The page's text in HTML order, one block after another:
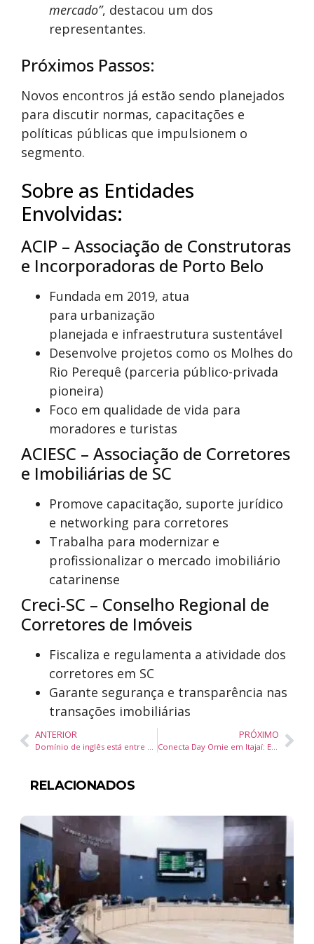
mercado”, destacou um dos
representantes.
Próximos Passos:
Novos encontros já estão sendo planejados
para discutir normas, capacitações e
políticas públicas que impulsionem o
segmento.
Sobre as Entidades
Envolvidas:
ACIP – Associação de Construtoras
e Incorporadoras de Porto Belo
Fundada em 2019, atua
para urbanização
planejada e infraestrutura sustentável
Desenvolve projetos como os Molhes do
Rio Perequê (parceria público-privada
pioneira)
Foco em qualidade de vida para
moradores e turistas
ACIESC – Associação de Corretores
e Imobiliárias de SC
Promove capacitação, suporte jurídico
e networking para corretores
Trabalha para modernizar e
profissionalizar o mercado imobiliário
catarinense
Creci-SC – Conselho Regional de
Corretores de Imóveis
Fiscaliza e regulamenta a atividade dos
corretores em SC
Garante segurança e transparência nas
transações imobiliárias
ANTERIOR
Domínio de inglês está entre as habilidades mais valorizadas por empresas no Brasil
PRÓXIMO
Conecta Day Omie em Itajaí: Evento Gratuito Discute o Futuro da Contabilidade em SC
RELACIONADOS